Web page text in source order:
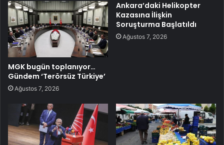
MGK bugün toplanıyor…
Gündem ‘Terörsüz Türkiye’
Ağustos 7, 2026
Ankara’daki Helikopter
Kazasına İlişkin
Soruşturma Başlatıldı
Ağustos 7, 2026